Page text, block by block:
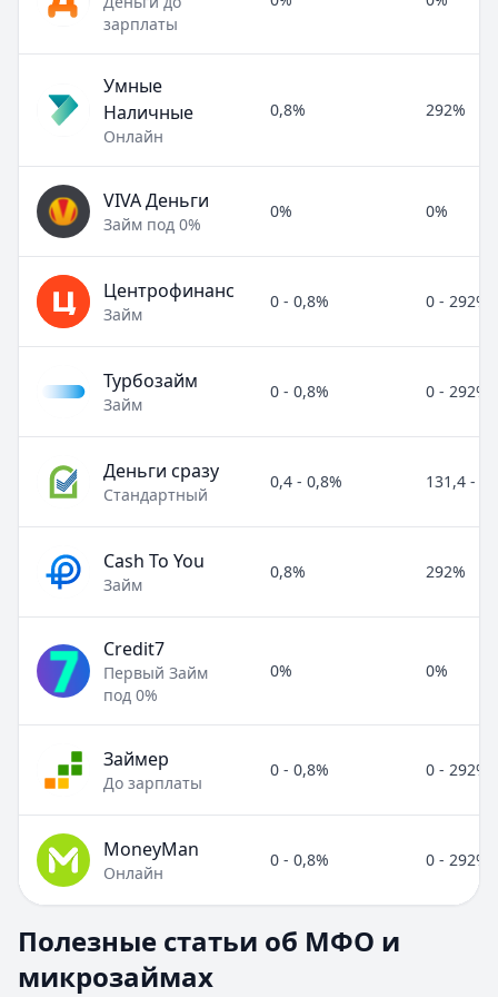
зарплаты
Умные
Наличные
Онлайн
0,8% 292%
VIVA Деньги
Займ под 0%
0% 0%
Центрофинанс
Займ
0 - 0,8% 0 - 292%
Турбозайм
Займ
0 - 0,8% 0 - 292%
Деньги сразу
Стандартный
0,4 - 0,8% 131,4 -
Cash To You
Займ
0,8% 292%
Credit7
Первый Займ
под 0%
0% 0%
Займер
До зарплаты
0 - 0,8% 0 - 292%
MoneyMan
Онлайн
0 - 0,8% 0 - 292%
Раздел:МФО и микрозаймы. Всего статей: 8.
Займ под расписку
Полезные статьи об МФО и
микрозаймах